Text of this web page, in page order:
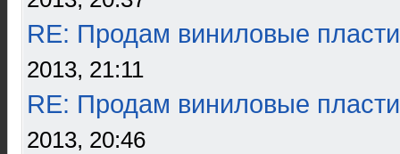
RE: Продам виниловые
2013, 21:11
RE: Продам виниловые
2013, 20:46